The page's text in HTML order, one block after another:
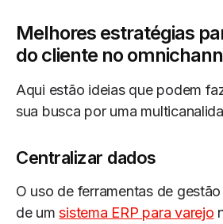
Melhores estratégias
do cliente no
Aqui estão ideias que podem
sua busca por uma
Centralizar dados
O uso de ferramentas de
de umsistema ERP para varejo